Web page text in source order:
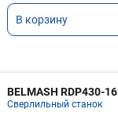
В корзину
BELMASH RDP430-16
Сверлильный станок